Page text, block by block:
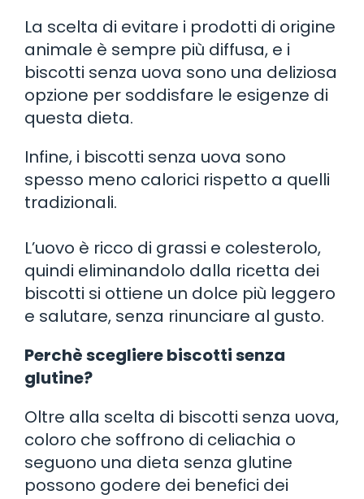
La scelta di evitare i prodotti di origine
animale è sempre più diffusa, e i
biscotti senza uova sono una deliziosa
opzione per soddisfare le esigenze di
questa dieta.
Infine, i biscotti senza uova sono
spesso meno calorici rispetto a quelli
tradizionali.
L’uovo è ricco di grassi e colesterolo,
quindi eliminandolo dalla ricetta dei
biscotti si ottiene un dolce più leggero
e salutare, senza rinunciare al gusto.
Perchè scegliere biscotti senza
glutine?
Oltre alla scelta di biscotti senza uova,
coloro che soffrono di celiachia o
seguono una dieta senza glutine
possono godere dei benefici dei